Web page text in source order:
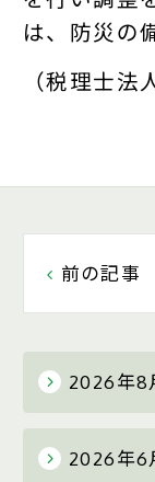
2026年8
2026年6
は、防災の
（税理士法
前の記事